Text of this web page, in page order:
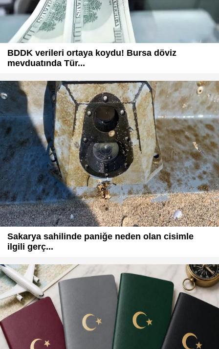
BDDK verileri ortaya koydu! Bursa döviz
mevduatında Tür...
Sakarya sahilinde paniğe neden olan cisimle
ilgili gerç...